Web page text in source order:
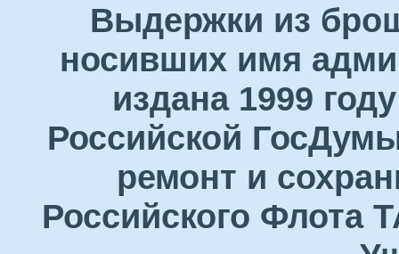
Выдержки из
носивших имя
издана 1999
Российской
ремонт и
Российского Флота